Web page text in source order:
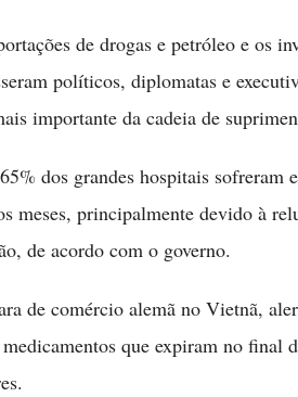
de drogas e petróleo e os
políticos, diplomatas e
importante da cadeia de
dos grandes hospitais sofreram
meses, principalmente devido à
de acordo com o governo.
de comércio alemã no Vietnã,
que expiram no final